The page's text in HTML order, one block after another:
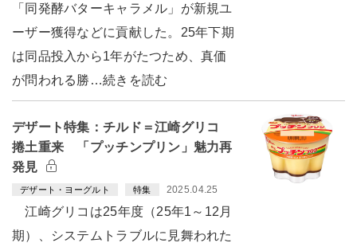
「同発酵バターキャラメル」が新規ユ
ーザー獲得などに貢献した。25年下期
は同品投入から1年がたつため、真価
が問われる勝…続きを読む
デザート特集：チルド＝江崎グリコ
捲土重来 「プッチンプリン」魅力再
発見
デザート・ヨーグルト 特集 2025.04.25
江崎グリコは25年度（25年1～12月
期）、システムトラブルに見舞われた